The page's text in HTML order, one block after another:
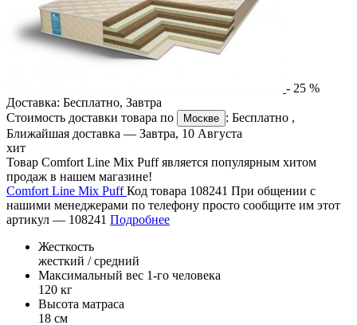
- 25 %
Доставка: Бесплатно, Завтра
Стоимость доставки товара по
Москве : Бесплатно ,
Ближайшая доставка — Завтра, 10 Августа
хит
Товар Comfort Line Mix Puff является популярным хитом
продаж в нашем магазине!
Comfort Line Mix PuffКод товара 108241 При общении с
нашими менеджерами по телефону просто сообщите им этот
артикул — 108241 Подробнее
Жесткость
жесткий / средний
Максимальный вес 1-го человека
120 кг
Высота матраса
18 см